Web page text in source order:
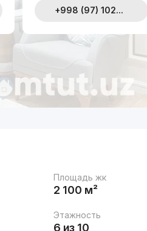
+998 (97) 102...
Площадь жк
2 100 м²
Этажность
6 из 10